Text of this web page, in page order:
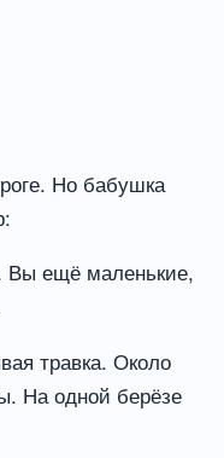
Но бабушка
Вы ещё маленькие,
травка. Около
На одной берёзе